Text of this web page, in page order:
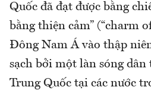
Quốc đã đạt được bằng
bằng thiện cảm” (“charm
Đông Nam Á vào thập
sạch bởi một làn sóng dân
Trung Quốc tại các nước